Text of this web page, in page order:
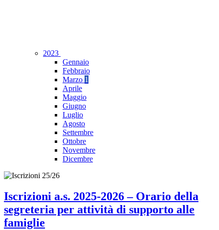
2023
Gennaio
Febbraio
Marzo 1
Aprile
Maggio
Giugno
Luglio
Agosto
Settembre
Ottobre
Novembre
Dicembre
Iscrizioni a.s. 2025-2026 – Orario della
segreteria per attività di supporto alle
famiglie